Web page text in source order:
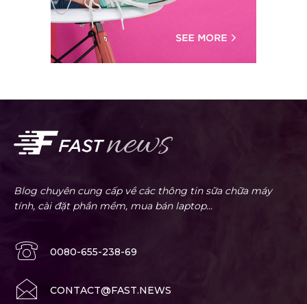
Blog chuyên cung cấp về các thông tin sữa chữa máy
tính, cài đặt phần mềm, mua bán laptop...
0080-655-238-69
CONTACT@FAST.NEWS